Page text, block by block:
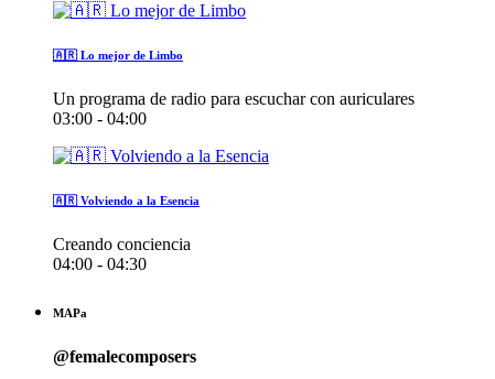
🇦🇷 Lo mejor de Limbo
Un programa de radio para escuchar con auriculares
03:00 - 04:00
🇦🇷 Volviendo a la Esencia
Creando conciencia
04:00 - 04:30
MAPa
@femalecomposers